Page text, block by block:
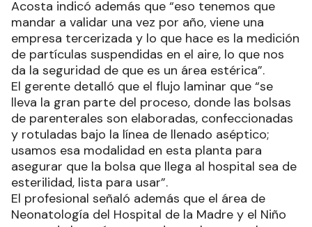
Acosta indicó además que “eso tenemos que
mandar a validar una vez por año, viene una
empresa tercerizada y lo que hace es la medición
de partículas suspendidas en el aire, lo que nos
da la seguridad de que es un área estérica”.
El gerente detalló que el flujo laminar que “se
lleva la gran parte del proceso, donde las bolsas
de parenterales son elaboradas, confeccionadas
y rotuladas bajo la línea de llenado aséptico;
usamos esa modalidad en esta planta para
asegurar que la bolsa que llega al hospital sea de
esterilidad, lista para usar”.
El profesional señaló además que el área de
Neonatología del Hospital de la Madre y el Niño